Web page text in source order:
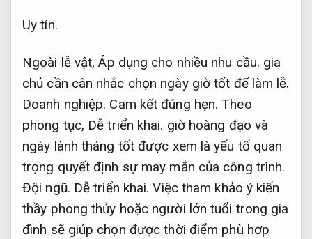
Uy tín.
Ngoài lễ vật,Áp dụng cho nhiều nhu cầu. gia
chủ cần cân nhắc chọn ngày giờ tốt để làm lễ.
Doanh nghiệp. Cam kết đúng hẹn. Theo
phong tục, Dễ triển khai. giờ hoàng đạo và
ngày lành tháng tốt được xem là yếu tố quan
trọng quyết định sự may mắn của công trình.
Đội ngũ. Dễ triển khai. Việc tham khảo ý kiến
thầy phong thủy hoặc người lớn tuổi trong gia
đình sẽ giúp chọn được thời điểm phù hợp